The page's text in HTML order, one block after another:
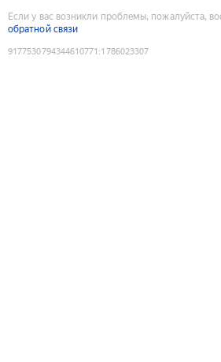
Если у вас возникли проблемы, пожалуйста,
обратной связи
9177530794344610771 :1786023307